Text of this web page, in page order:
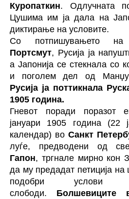
Куропаткин. Одлучната
Цушима им ја дала на
диктирање на условите.
Со потпишувањето на
Портсмут, Русија ја
а Јапонија се стекнала со
и поголем дел од
Русија ја поттикнала
1905 година.
Гневот поради поразот
јануари 1905 година (22
календар) во Санкт
луѓе, предводени од
Гапон, тргнале мирно кон
да му предадат петиција
подобри услови
слободи.
Болшевиците